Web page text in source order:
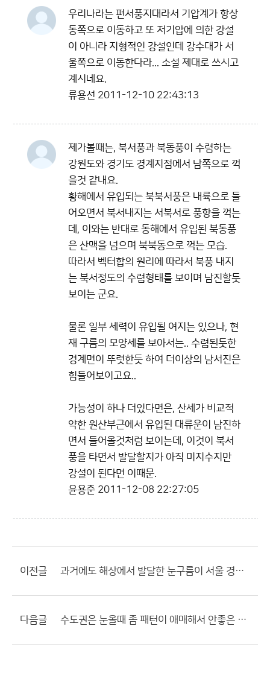
우리나라는 편서풍지대라서 기압계가 항상
동쪽으로 이동하고 또 저기압에 의한 강설
이 아니라 지형적인 강설인데 강수대가 서
울쪽으로 이동한다라... 소설 제대로 쓰시고
계시네요.
류용선 2011-12-10 22:43:13
제가볼때는, 북서풍과 북동풍이 수렴하는
강원도와 경기도 경계지점에서 남쪽으로 꺽
을것 같내요.
황해에서 유입되는 북북서풍은 내륙으로 들
어오면서 북서내지는 서북서로 풍향을 꺽는
데, 이와는 반대로 동해에서 유입된 북동풍
은 산맥을 넘으며 북북동으로 꺽는 모습.
따라서 벡터합의 원리에 따라서 북풍 내지
는 북서정도의 수렴형태를 보이며 남진할듯
보이는 군요.
물론 일부 세력이 유입될 여지는 있으나, 현
재 구름의 모양세를 보아서는.. 수렴된듯한
경계면이 뚜렷한듯 하여 더이상의 남서진은
힘들어보이고요..
가능성이 하나 더있다면은, 산세가 비교적
약한 원산부근에서 유입된 대류운이 남진하
면서 들어올것처럼 보이는데, 이것이 북서
풍을 타면서 발달할지가 아직 미지수지만
강설이 된다면 이때문.
윤용준 2011-12-08 22:27:05
이전글 과거에도 해상에서 발달한 눈구름이 서울 경기도 지역에도.......
다음글 수도권은 눈올때 좀 패턴이 애매해서 안좋은 거 같습니다.